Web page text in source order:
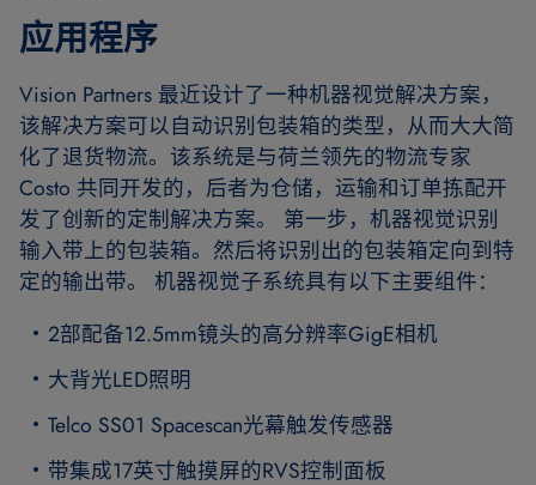
应用程序
Vision Partners 最近设计了一种机器视觉解决方案，
该解决方案可以自动识别包装箱的类型，从而大大简
化了退货物流。该系统是与荷兰领先的物流专家
Costo 共同开发的，后者为仓储，运输和订单拣配开
发了创新的定制解决方案。 第一步，机器视觉识别
输入带上的包装箱。然后将识别出的包装箱定向到特
定的输出带。 机器视觉子系统具有以下主要组件：
2部配备12.5mm镜头的高分辨率GigE相机
大背光LED照明
Telco SS01 Spacescan光幕触发传感器
带集成17英寸触摸屏的RVS控制面板